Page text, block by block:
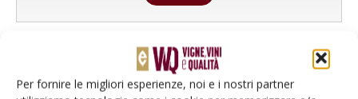
Per fornire le migliori esperienze, noi e i nostri partner
L'Esperto risponde